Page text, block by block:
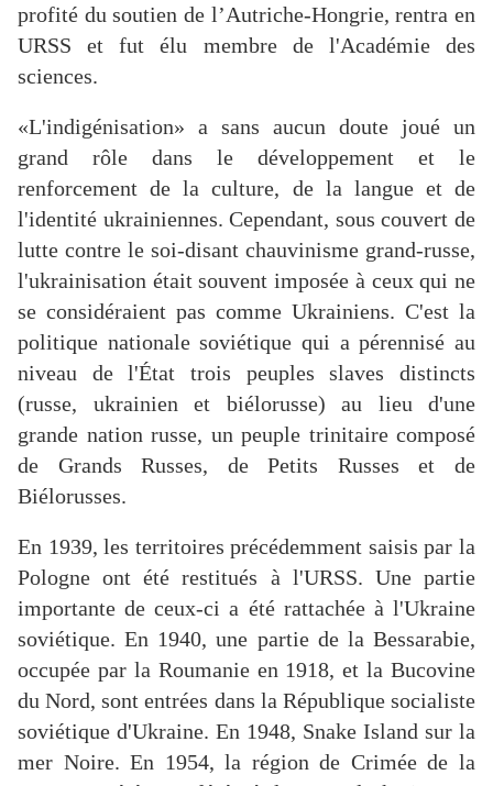
profité du soutien de l’Autriche-Hongrie, rentra en
URSS et fut élu membre de l'Académie des
sciences.
«L'indigénisation» a sans aucun doute joué un
grand rôle dans le développement et le
renforcement de la culture, de la langue et de
l'identité ukrainiennes. Cependant, sous couvert de
lutte contre le soi-disant chauvinisme grand-russe,
l'ukrainisation était souvent imposée à ceux qui ne
se considéraient pas comme Ukrainiens. C'est la
politique nationale soviétique qui a pérennisé au
niveau de l'État trois peuples slaves distincts
(russe, ukrainien et biélorusse) au lieu d'une
grande nation russe, un peuple trinitaire composé
de Grands Russes, de Petits Russes et de
Biélorusses.
En 1939, les territoires précédemment saisis par la
Pologne ont été restitués à l'URSS. Une partie
importante de ceux-ci a été rattachée à l'Ukraine
soviétique. En 1940, une partie de la Bessarabie,
occupée par la Roumanie en 1918, et la Bucovine
du Nord, sont entrées dans la République socialiste
soviétique d'Ukraine. En 1948, Snake Island sur la
mer Noire. En 1954, la région de Crimée de la